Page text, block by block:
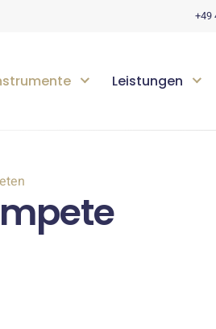
+49
Leistungen